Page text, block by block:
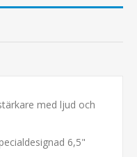
med ljud och
6,5"